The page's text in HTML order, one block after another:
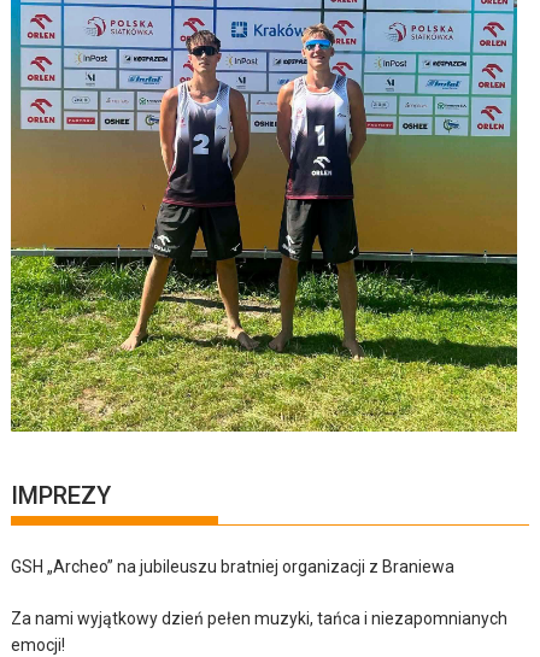
IMPREZY
GSH „Archeo” na jubileuszu bratniej organizacji z Braniewa
Za nami wyjątkowy dzień pełen muzyki, tańca i niezapomnianych
emocji!